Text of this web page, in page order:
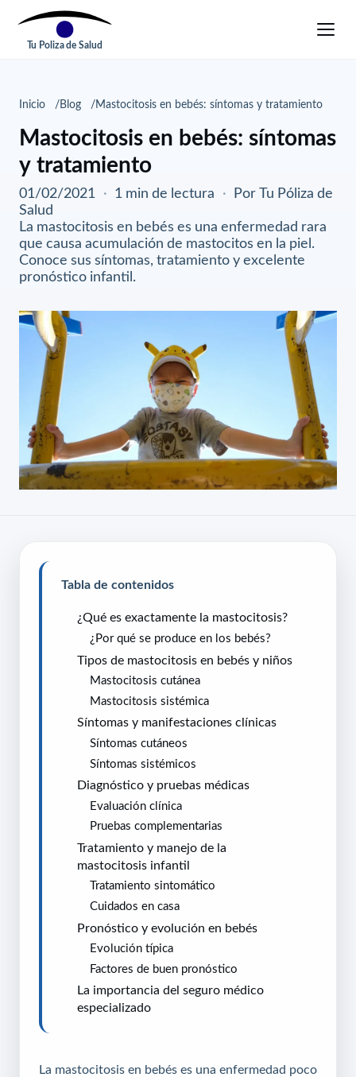
Tu Poliza de Salud
Inicio Blog Mastocitosis en bebés: síntomas y tratamiento
Mastocitosis en bebés: síntomas
y tratamiento
01/02/2021 · 1 min de lectura ·
Por Tu Póliza de
Salud
La mastocitosis en bebés es una enfermedad rara
que causa acumulación de mastocitos en la piel.
Conoce sus síntomas, tratamiento y excelente
pronóstico infantil.
Tabla de contenidos
¿Qué es exactamente la mastocitosis?
¿Por qué se produce en los bebés?
Tipos de mastocitosis en bebés y niños
Mastocitosis cutánea
Mastocitosis sistémica
Síntomas y manifestaciones clínicas
Síntomas cutáneos
Síntomas sistémicos
Diagnóstico y pruebas médicas
Evaluación clínica
Pruebas complementarias
Tratamiento y manejo de la
mastocitosis infantil
Tratamiento sintomático
Cuidados en casa
Pronóstico y evolución en bebés
Evolución típica
Factores de buen pronóstico
La importancia del seguro médico
especializado
La mastocitosis en bebés es una enfermedad poco